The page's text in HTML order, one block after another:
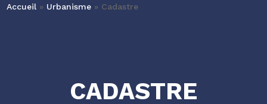
Accueil » Urbanisme » Cadastre
CADASTRE